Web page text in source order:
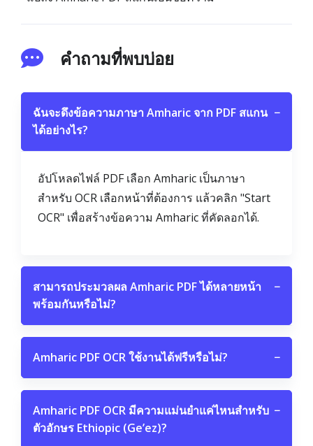
คำถามที่พบบ่อย
ฉันจะดึงข้อความภาษา Amharic จาก PDF สแกน
ได้อย่างไร?
−
อัปโหลดไฟล์ PDF เลือก Amharic เป็นภาษา
สำหรับ OCR เลือกหน้าที่ต้องการ แล้วคลิก "Start
OCR" เพื่อสร้างข้อความ Amharic ที่คัดลอกได้.
สามารถประมวลผล Amharic PDF ได้หลายหน้า
พร้อมกันหรือไม่?
−
Amharic PDF OCR ใช้งานได้ฟรีหรือไม่? −
Amharic PDF OCR มีความแม่นยำแค่ไหนสำหรับ
ตัวอักษร Ethiopic (Ge’ez)?
−